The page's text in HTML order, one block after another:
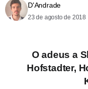
D'Andrade
23 de agosto de 2018
O adeus a
Hofstadter,